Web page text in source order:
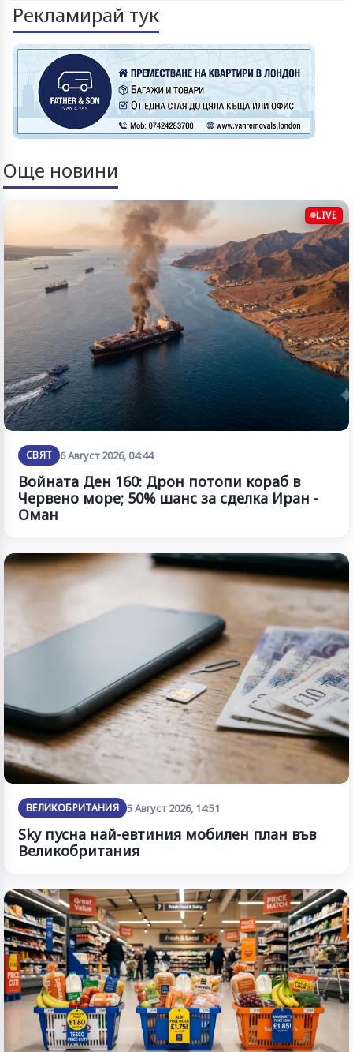
Рекламирай тук
Още новини
LIVE
СВЯТ 6 Август 2026, 04:44
Войната Ден 160: Дрон потопи кораб в
Червено море; 50% шанс за сделка Иран -
Оман
ВЕЛИКОБРИТАНИЯ 5 Август 2026, 14:51
Sky пусна най-евтиния мобилен план във
Великобритания